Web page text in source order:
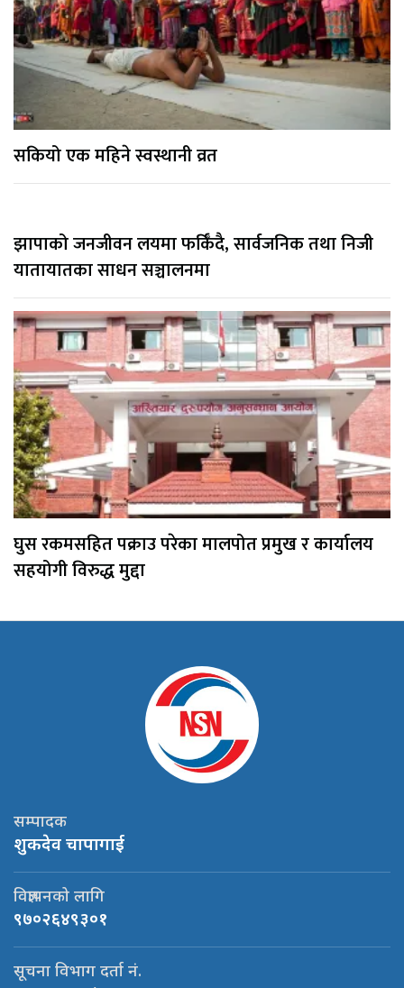
सकियो एक महिने स्वस्थानी व्रत
झापाको जनजीवन लयमा फर्किँदै, सार्वजनिक तथा निजी
यातायातका साधन सञ्चालनमा
घुस रकमसहित पक्राउ परेका मालपोत प्रमुख र कार्यालय
सहयोगी विरुद्ध मुद्दा
सम्पादक
शुकदेव चापागाई
विज्ञापनको लागि
९७०२६४९३०१
सूचना विभाग दर्ता नं.